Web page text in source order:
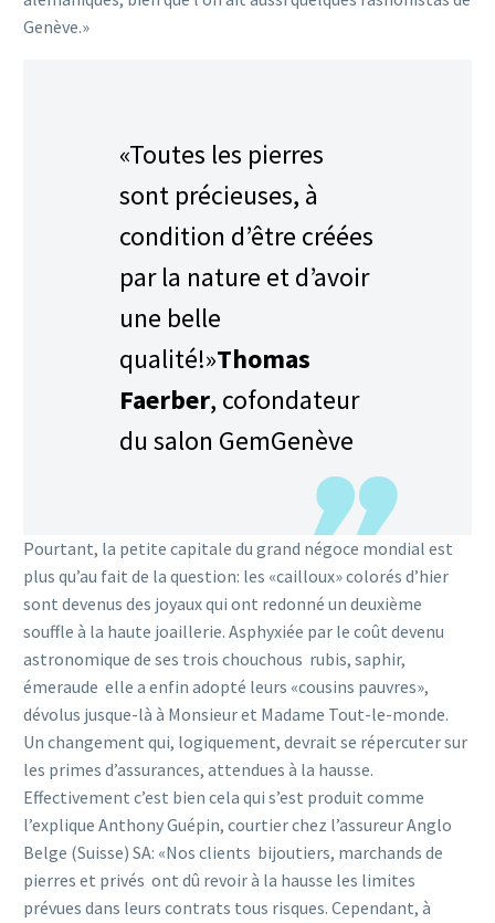
Genève.»
«Toutes les pierres
sont précieuses, à
condition d’être créées
par la nature et d’avoir
une belle
qualité!»Thomas
Faerber, cofondateur
du salon GemGenève
Pourtant, la petite capitale du grand négoce mondial est
plus qu’au fait de la question: les «cailloux» colorés d’hier
sont devenus des joyaux qui ont redonné un deuxième
souffle à la haute joaillerie. Asphyxiée par le coût devenu
astronomique de ses trois chouchous ­ rubis, saphir,
émeraude ­ elle a enfin adopté leurs «cousins pauvres»,
dévolus jusque-là à Monsieur et Madame Tout-le-monde.
Un changement qui, logiquement, devrait se répercuter sur
les primes d’assurances, attendues à la hausse.
Effectivement c’est bien cela qui s’est produit comme
l’explique Anthony Guépin, courtier chez l’assureur Anglo
Belge (Suisse) SA: «Nos clients ­ bijoutiers, marchands de
pierres et privés ­ ont dû revoir à la hausse les limites
prévues dans leurs contrats tous risques. Cependant, à